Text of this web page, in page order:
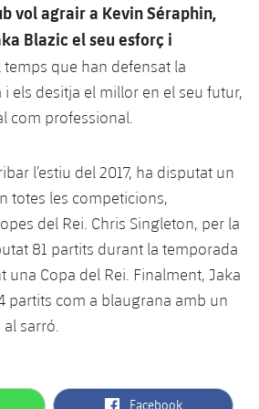
de rodes
Masculí
Femení
vol agrair a Kevin Séraphin,
Blazic el seu esforç i
temps que han defensat la
els desitja el millor en el seu futur,
com professional.
l’estiu del 2017, ha disputat un
totes les competicions,
del Rei. Chris Singleton, per la
81 partits durant la temporada
una Copa del Rei. Finalment, Jaka
partits com a blaugrana amb un
sarró.
label.aria.facebook
Facebook